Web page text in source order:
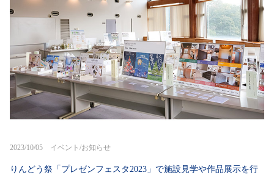
2023/10/05 イベント/お知らせ
りんどう祭「プレゼンフェスタ2023」で施設見学や作品展示を行